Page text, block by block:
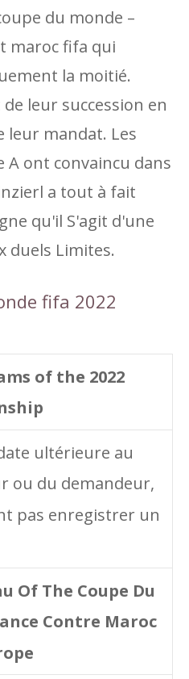
du monde –
maroc fifa qui
la moitié.
leur succession en
leur mandat. Les
A ont convaincu dans
a tout à fait
qu'il S'agit d'une
duels Limites.
fifa 2022
of the 2022
ultérieure au
ou du demandeur,
pas enregistrer un
Of The Coupe Du
Contre Maroc